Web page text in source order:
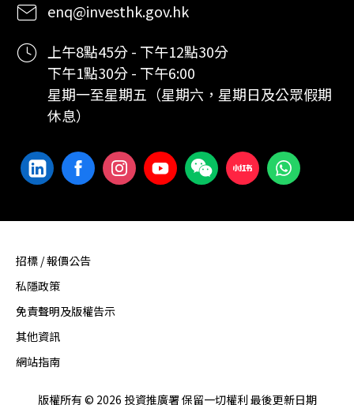
enq@investhk.gov.hk
上午8點45分 - 下午12點30分
下午1點30分 - 下午6:00
星期一至星期五（星期六，星期日及公眾假期
休息）
招標 / 報價公告
私隱政策
免責聲明及版權告示
其他資訊
網站指南
版權所有 © 2026 投資推廣署 保留一切權利 最後更新日期